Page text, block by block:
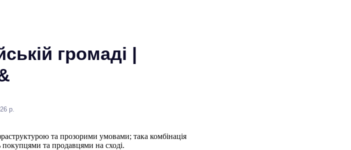
громаді |
р.
та прозорими умовами; така комбінація
та продавцями на сході.